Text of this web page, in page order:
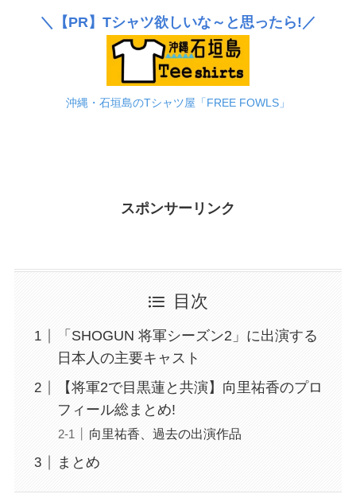
＼ 【PR】 Tシャツ欲しいな～と思ったら!／
沖縄・石垣島のTシャツ屋「FREE FOWLS」
スポンサーリンク
目次
「SHOGUN 将軍シーズン2」に出演する
日本人の主要キャスト
【将軍2で目黒蓮と共演】向里祐香のプロ
フィール総まとめ!
向里祐香、過去の出演作品
まとめ